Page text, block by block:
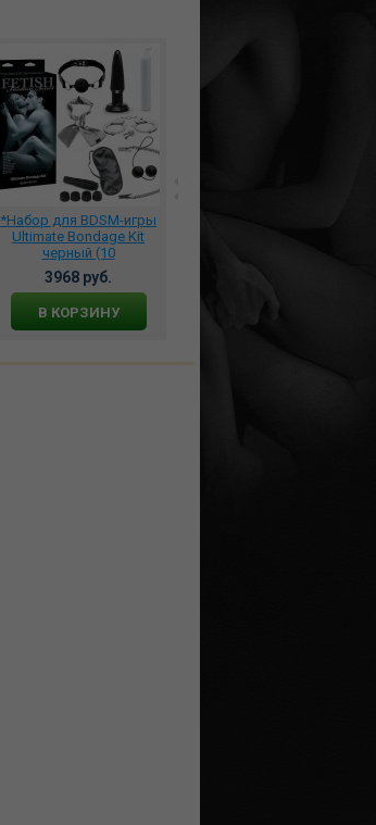
*Набор для BDSM-игры
Ultimate Bondage Kit
черный (10
предметов)PD4432-00
3968 руб.
В КОРЗИНУ